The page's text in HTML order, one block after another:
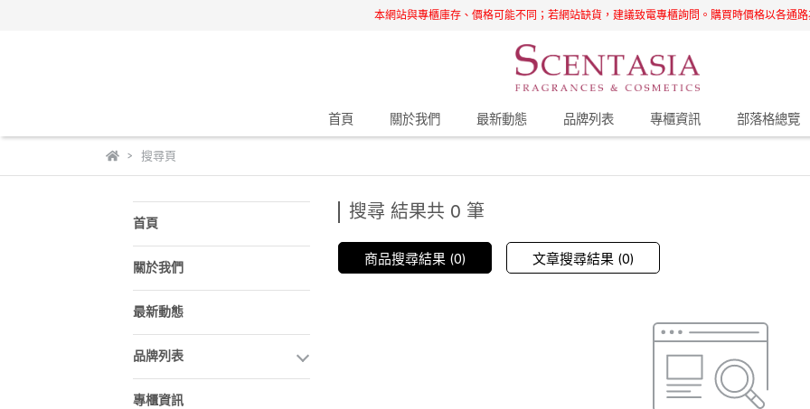
本網站與專櫃庫存、價格可能不同；若網站缺貨，建議致電專櫃詢問。購買時價格以各通
首頁 關於我們 最新動態 品牌列表 專櫃資訊 部落格總覽
搜尋頁
首頁
關於我們
最新動態
品牌列表
專櫃資訊
搜尋 結果共 0 筆
商品搜尋結果 (0) 文章搜尋結果 (0)